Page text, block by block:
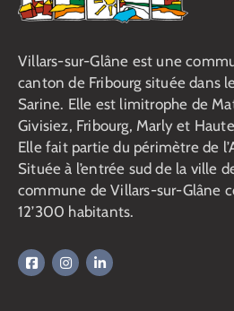
Villars-sur-Glâne est une
canton de Fribourg située dans
Sarine. Elle est limitrophe de
Givisiez, Fribourg, Marly et
Elle fait partie du périmètre de
Située à l’entrée sud de la ville
commune de Villars-sur-Glâne
12’300 habitants.